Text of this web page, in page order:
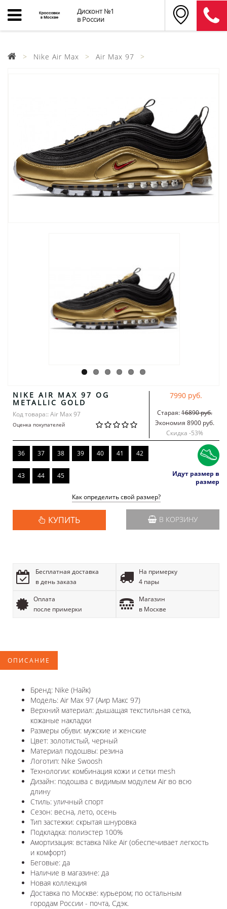
Дисконт №1
в России
Nike Air Max Air Max 97
NIKE AIR MAX 97 OG
METALLIC GOLD
Код товара:: Air Max 97
Оценка покупателей
7990 руб.
Старая:16890 руб.
Экономия 8900 руб.
Скидка -53%
36 37 38 39 40 41 42
43 44 45
Идут размер в
размер
Как определить свой размер?
КУПИТЬ В КОРЗИНУ
Бесплатная доставка
в день заказа
На примерку
4 пары
Оплата
после примерки
Магазин
в Москве
ОПИСАНИЕ
Бренд: Nike (Найк)
Модель: Air Max 97 (Аир Макс 97)
Верхний материал: дышащая текстильная сетка,
кожаные накладки
Размеры обуви: мужские и женские
Цвет: золотистый, черный
Материал подошвы: резина
Логотип: Nike Swoosh
Технологии: комбинация кожи и сетки mesh
Дизайн: подошва с видимым модулем Air во всю
длину
Стиль: уличный спорт
Сезон: весна, лето, осень
Тип застежки: скрытая шнуровка
Подкладка: полиэстер 100%
Амортизация: вставка Nike Air (обеспечивает легкость
и комфорт)
Беговые: да
Наличие в магазине: да
Новая коллекция
Доставка по Москве: курьером; по остальным
городам России - почта, Сдэк.